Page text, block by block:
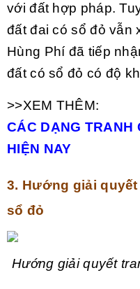
với đất hợp pháp.
đất đai có sổ đỏ vẫn
Hùng Phí đã tiếp
đất có sổ đỏ có độ
>>XEM THÊM:
CÁC DẠNG TRANH
HIỆN NAY
3. Hướng giải
sổ đỏ
Hướng giải quyết